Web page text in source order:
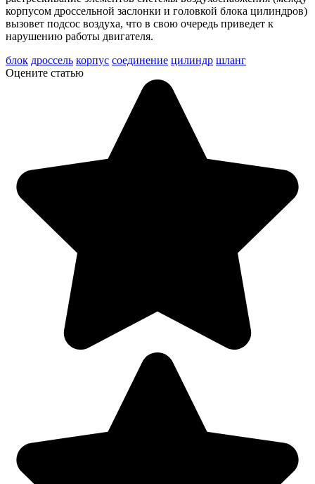
корпусом дроссельной заслон­ки и головкой блока цилиндров)
вызо­вет подсос воздуха, что в свою оче­редь приведет к
нарушению работы двигателя.
блок дроссель корпус соединение цилиндр шланг
Оцените статью